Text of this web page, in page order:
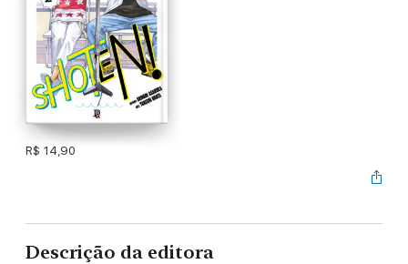
R$ 14,90
Descrição da editora